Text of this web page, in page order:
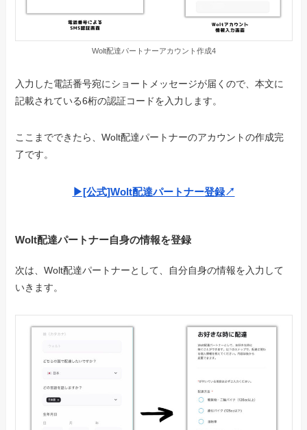
Wolt配達パートナーアカウント作成4
入力した電話番号宛にショートメッセージが届くので、本文に
記載されている6桁の認証コードを入力します。
ここまでできたら、Wolt配達パートナーのアカウントの作成完
了です。
▶︎[公式]Wolt配達パートナー登録↗︎
Wolt配達パートナー自身の情報を登録
次は、Wolt配達パートナーとして、自分自身の情報を入力して
いきます。